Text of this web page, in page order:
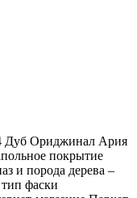
Дуб Ориджинал Ария
покрытие
и порода дерева –
фаски